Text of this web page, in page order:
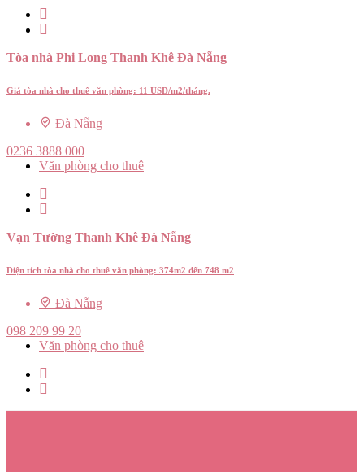
Tòa nhà Phi Long Thanh Khê Đà Nẵng
Giá tòa nhà cho thuê văn phòng: 11 USD/m2/tháng.
Đà Nẵng
0236 3888 000
Văn phòng cho thuê
Vạn Tường Thanh Khê Đà Nẵng
Diện tích tòa nhà cho thuê văn phòng: 374m2 đến 748 m2
Đà Nẵng
098 209 99 20
Văn phòng cho thuê